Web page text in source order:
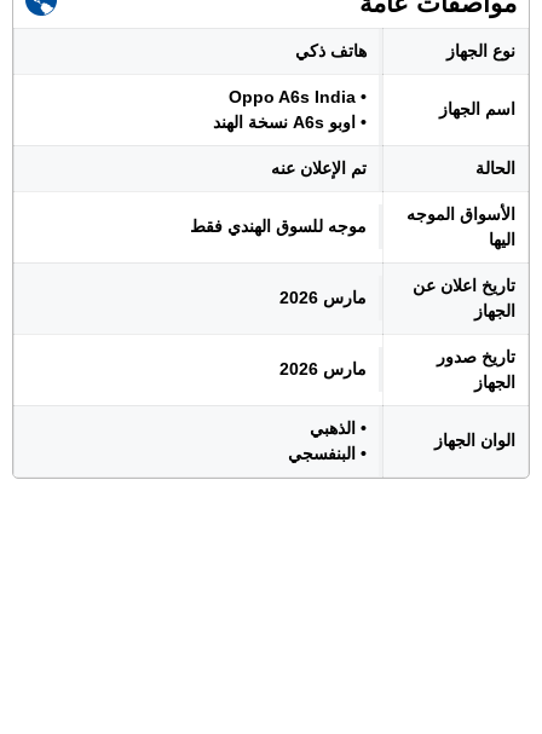
نوع الجهاز هاتف ذكي
اسم الجهاز
• Oppo A6s India
• اوبو A6s نسخة الهند
الحالة تم الإعلان عنه
الأسواق الموجه
اليها
موجه للسوق الهندي فقط
تاريخ اعلان عن
الجهاز
مارس 2026
تاريخ صدور
الجهاز
مارس 2026
الوان الجهاز
• الذهبي
• البنفسجي